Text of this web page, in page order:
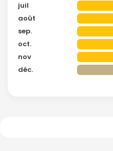
juil
août
sep.
oct.
nov
déc.